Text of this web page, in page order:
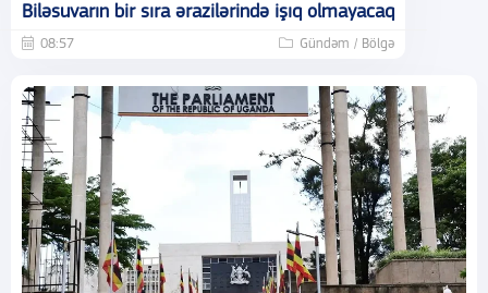
Biləsuvarın bir sıra ərazilərində işıq olmayacaq
08:57 Gündəm / Bölgə